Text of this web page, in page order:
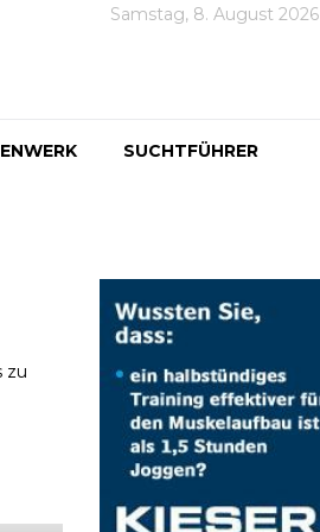
Samstag, 8. August 2026
SUCHTFÜHRER
zu